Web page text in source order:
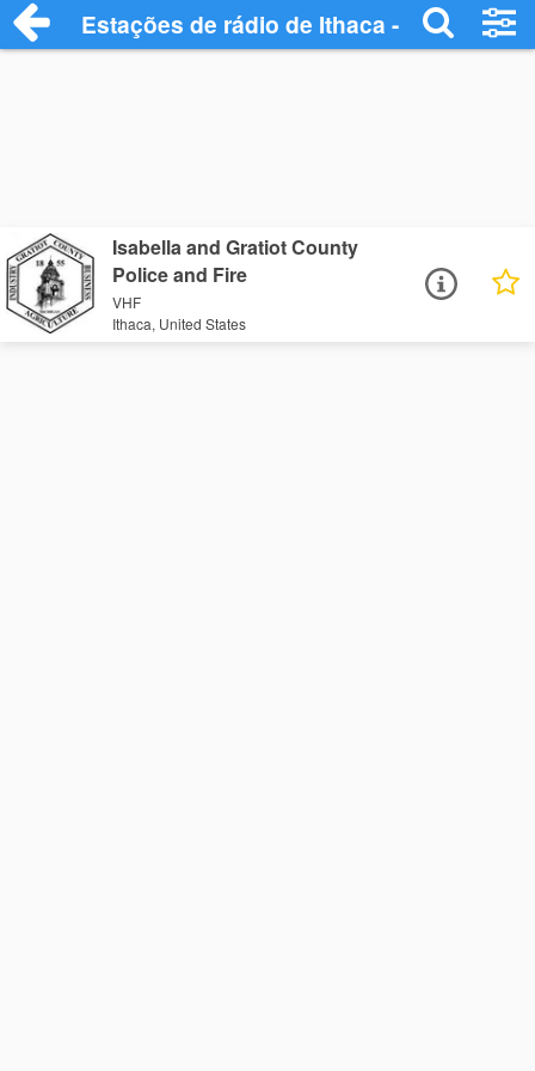
Estações de rádio de Ithaca - Ouça
Isabella and Gratiot County
Police and Fire
VHF
Ithaca, United States